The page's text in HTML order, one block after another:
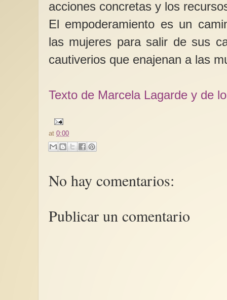
acciones concretas y los
El empoderamiento es un
las mujeres para salir de sus
cautiverios que enajenan a las
Texto de Marcela Lagarde y de
at 0:00
No hay comentarios:
Publicar un comentario